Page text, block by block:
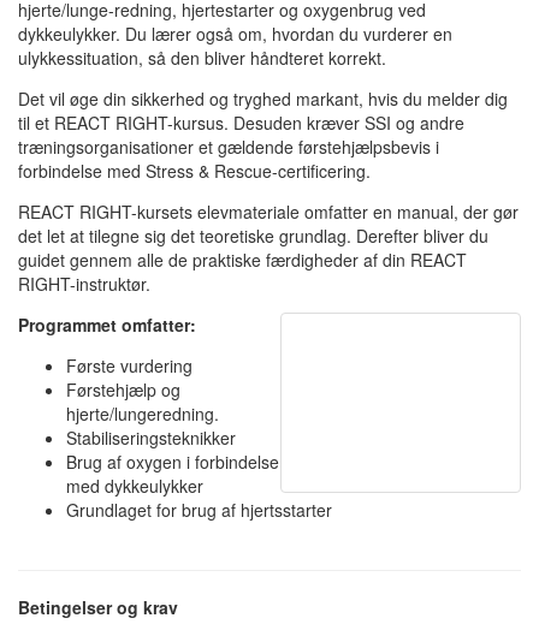
hjerte/lunge-redning, hjertestarter og oxygenbrug ved
dykkeulykker. Du lærer også om, hvordan du vurderer en
ulykkessituation, så den bliver håndteret korrekt.
Det vil øge din sikkerhed og tryghed markant, hvis du melder dig
til et REACT RIGHT-kursus. Desuden kræver SSI og andre
træningsorganisationer et gældende førstehjælpsbevis i
forbindelse med Stress & Rescue-certificering.
REACT RIGHT-kursets elevmateriale omfatter en manual, der gør
det let at tilegne sig det teoretiske grundlag. Derefter bliver du
guidet gennem alle de praktiske færdigheder af din REACT
RIGHT-instruktør.
Programmet omfatter:
Første vurdering
Førstehjælp og
hjerte/lungeredning.
Stabiliseringsteknikker
Brug af oxygen i forbindelse
med dykkeulykker
Grundlaget for brug af hjertsstarter
Betingelser og krav